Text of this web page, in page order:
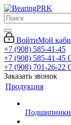
ВойтиМой
+7 (908) 585-41-45
+7 (908) 585-41-45
+7 (908) 701-26-22
Заказать звонок
Продукция